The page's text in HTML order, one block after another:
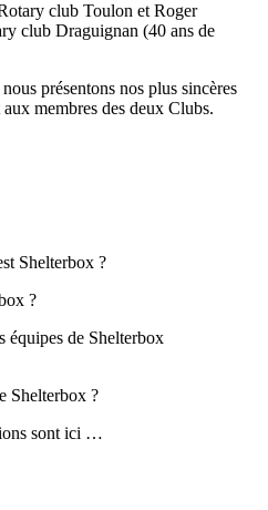
club Toulon et Roger
club Draguignan (40 ans de
présentons nos plus sincères
membres des deux Clubs.
Shelterbox ?
?
équipes de Shelterbox
Shelterbox ?
sont ici …